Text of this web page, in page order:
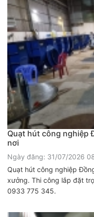
Quạt hút công nghiệp
nơi
Ngày đăng: 31/07/2026
Quạt hút công nghiệp
xưởng. Thi công lắp đặt
0933 775 345.